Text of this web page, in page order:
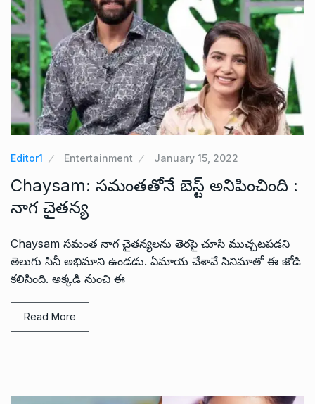
Editor1 Entertainment January 15, 2022
Chaysam: సమంతతోనే బెస్ట్ అనిపించింది :
నాగ చైతన్య
Chaysam సమంత నాగ చైతన్యలను తెరపై చూసి ముచ్చటపడని
తెలుగు సినీ అభిమాని ఉండడు. ఏమాయ చేశావే సినిమాతో ఈ జోడి
కలిసింది. అక్కడి నుంచి ఈ
Read More